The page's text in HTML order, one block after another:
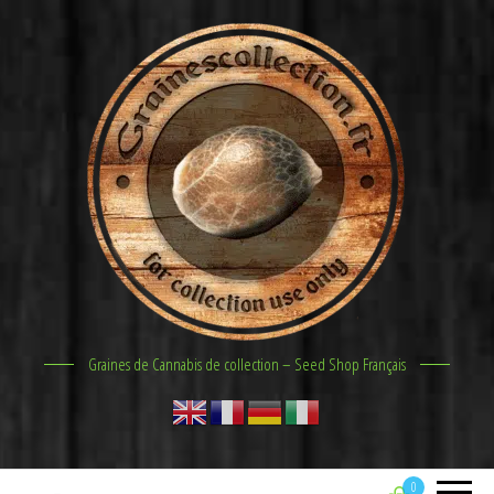
Graines de Cannabis de collection – Seed Shop Français
0